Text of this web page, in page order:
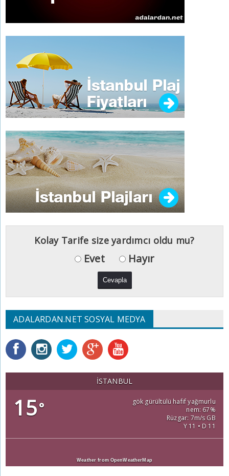
Kolay Tarife size yardımcı oldu mu?
Evet Hayır
ADALARDAN.NET SOSYAL MEDYA
İSTANBUL
15°
gök gürültülü hafif yağmurlu
nem: 67%
Rüzgar: 7m/s GB
Y 11 • D 11
Weather from OpenWeatherMap